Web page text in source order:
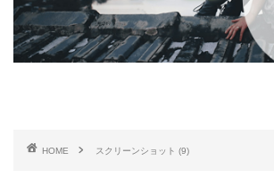
HOME スクリーンショット (9)